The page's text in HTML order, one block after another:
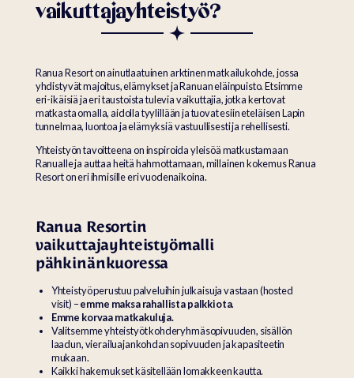
vaikuttajayhteistyö?
Ranua Resort on ainutlaatuinen arktinen matkailukohde, jossa
yhdistyvät majoitus, elämykset ja Ranuan eläinpuisto. Etsimme
eri-ikäisiä ja eri taustoista tulevia vaikuttajia, jotka kertovat
matkasta omalla, aidolla tyylillään ja tuovat esiin eteläisen Lapin
tunnelmaa, luontoa ja elämyksiä vastuullisesti ja rehellisesti.
Yhteistyön tavoitteena on inspiroida yleisöä matkustamaan
Ranualle ja auttaa heitä hahmottamaan, millainen kokemus Ranua
Resort on eri ihmisille eri vuodenaikoina.
Ranua Resortin
vaikuttajayhteistyömalli
pähkinänkuoressa
Yhteistyö perustuu palveluihin julkaisuja vastaan (hosted
visit) –emme maksa rahallista palkkiota.
Emme korvaa matkakuluja.
Valitsemme yhteistyöt kohderyhmäsopivuuden, sisällön
laadun, vierailuajankohdan sopivuuden ja kapasiteetin
mukaan.
Kaikki hakemukset käsitellään lomakkeen kautta.